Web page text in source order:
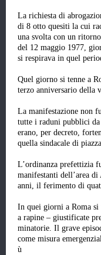
La richiesta di
di 8 otto quesiti la cui
una svolta con un
del 12 maggio 1977,
si respirava in quel
Quel giorno si tenne a
terzo anniversario della
La manifestazione non
tutte i raduni pubblici
erano, per decreto,
quella sindacale di
L’ordinanza prefettizia
manifestanti dell’area
anni, il ferimento di
In quei giorni a Roma si
a rapine – giustificate
minatorie. Il grave
come misura
ù